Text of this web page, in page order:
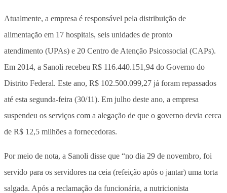
Atualmente, a empresa é responsável pela distribuição de
alimentação em 17 hospitais, seis unidades de pronto
atendimento (UPAs) e 20 Centro de Atenção Psicossocial (CAPs).
Em 2014, a Sanoli recebeu R$ 116.440.151,94 do Governo do
Distrito Federal. Este ano, R$ 102.500.099,27 já foram repassados
até esta segunda-feira (30/11). Em julho deste ano, a empresa
suspendeu os serviços com a alegação de que o governo devia cerca
de R$ 12,5 milhões a fornecedoras.
Por meio de nota, a Sanoli disse que “no dia 29 de novembro, foi
servido para os servidores na ceia (refeição após o jantar) uma torta
salgada. Após a reclamação da funcionária, a nutricionista